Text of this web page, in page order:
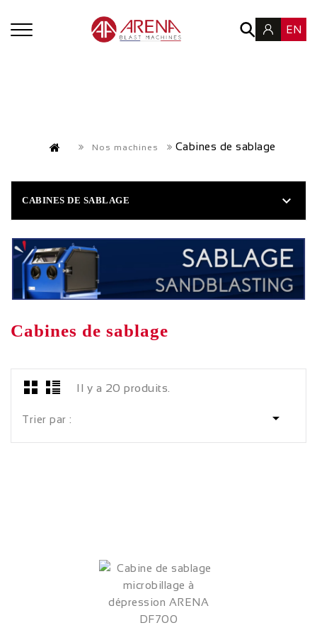
EN
Nos machines Cabines de sablage
CABINES DE SABLAGE 
Cabines de sablage
Il y a 20 produits.
Trier par : 